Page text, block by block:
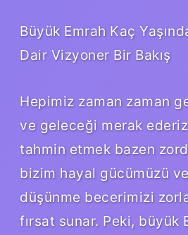
Büyük Emrah Kaç
Dair Vizyoner Bir Bakış
Hepimiz zaman zaman
ve geleceği merak
tahmin etmek bazen
bizim hayal gücümüzü
düşünme becerimizi
fırsat sunar. Peki, büyük